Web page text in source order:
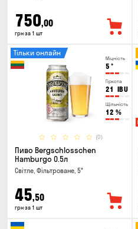
750,00
грн за 1 шт
Міцність
5 °
Гіркота
21 IBU
Щільність
12 %
(0)
Тільки онлайн
Пиво Bergschlosschen
Hamburgo 0.5л
Світле, Фільтроване, 5°
45,50
грн за 1 шт